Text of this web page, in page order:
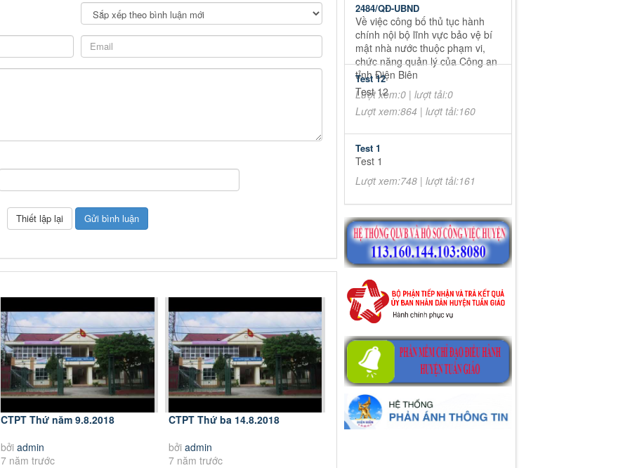
CTPT Thứ năm 9.8.2018
bởi admin
7 năm trước
CTPT Thứ ba 14.8.2018
bởi admin
7 năm trước
2484/QĐ-UBND
Về việc công bố thủ tục hành
chính nội bộ lĩnh vực bảo vệ bí
mật nhà nước thuộc phạm vi,
chức năng quản lý của Công an
tỉnh Điện Biên
Lượt xem:0 | lượt tải:0
Test 12
Test 12
Lượt xem:864 | lượt tải:160
Test 1
Test 1
Lượt xem:748 | lượt tải:161